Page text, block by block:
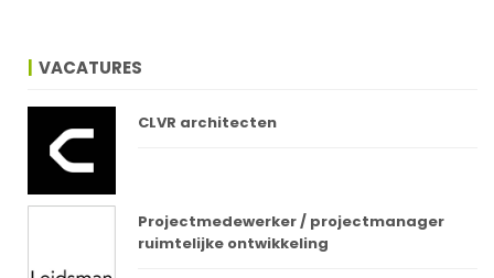
VACATURES
CLVR architecten
Projectmedewerker / projectmanager
ruimtelijke ontwikkeling